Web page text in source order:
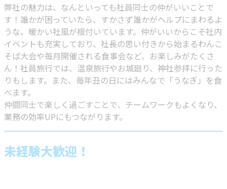
弊社の魅力は、なんといっても社員同士の仲がいいことで
す！誰かが困っていたら、すかさず誰かがヘルプにまわるよ
うな、暖かい社風が根付いています。仲がいいからこそ社内
イベントも充実しており、社長の思い付きから始まるわんこ
そば大会や毎月開催される食事会など、お楽しみがたくさ
ん！社員旅行では、温泉旅行やお城廻り、神社参拝に行った
りもします。また、毎年丑の日にはみんなで「うなぎ」を食
べます。
仲間同士で楽しく過ごすことで、チームワークもよくなり、
業務の効率UPにもつながります。
未経験大歓迎！